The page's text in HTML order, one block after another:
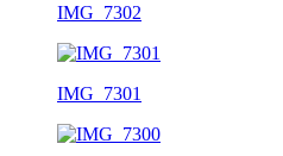
IMG_7302
IMG_7301